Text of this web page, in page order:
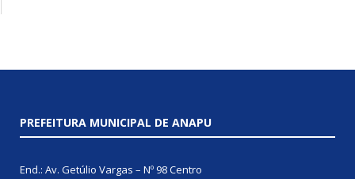
PREFEITURA MUNICIPAL DE ANAPU
End.: Av. Getúlio Vargas – Nº 98 Centro